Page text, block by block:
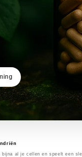
al je cellen en speelt een